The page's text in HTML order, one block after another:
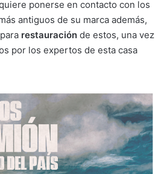
ponerse en contacto con los
antiguos de su marca además,
restauración de estos, una vez
por los expertos de esta casa